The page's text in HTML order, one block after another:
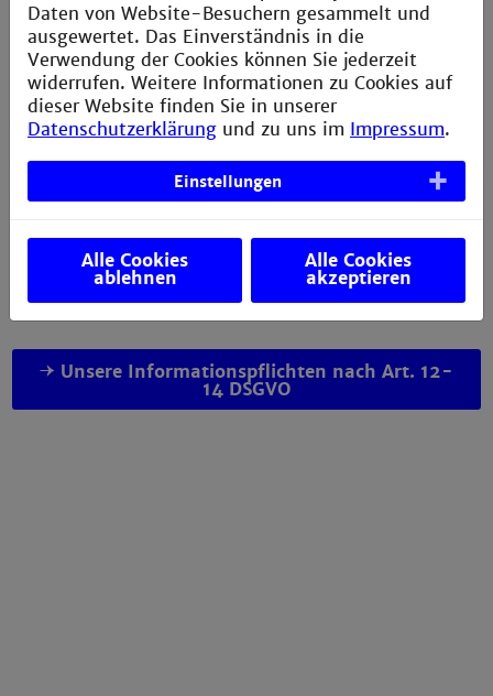
Ihren Daten. Mit diesem Formular können Sie in der
Campus IT Zugang zu den CIT-Diensten (Poolräume,
Moodle, WLAN Zugang). Gasthörer erhalten für den
Zugriff auf Moodle eine E-Mailadresse.
Mitglieder von Kooperationenbeantragen Ihren
Zugang direkt bei uns unter Vorlage des
Arbeitsvertrags und ggf. Kooperationsvertrags. Bitte
stimmen Sie sich mit uns zunächst per Ticketing ab.
Benutzeranträge erhalten Sie bei der
Benutzerbetreuung der Campus IT in Gebäude H,
Raum 512.
Unsere Informationspflichten nach Art. 12-
14 DSGVO
Daten von Website-Besuchern gesammelt und
ausgewertet. Das Einverständnis in die
Verwendung der Cookies können Sie jederzeit
widerrufen. Weitere Informationen zu Cookies auf
dieser Website finden Sie in unserer
Datenschutzerklärung und zu uns im Impressum.
Einstellungen
Alle Cookies
ablehnen
Alle Cookies
akzeptieren